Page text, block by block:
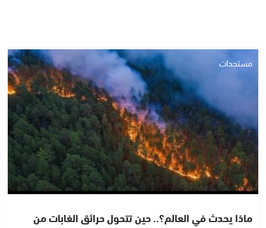
مستجدات
ماذا يحدث في العالم؟.. حين تتحول حرائق الغابات من